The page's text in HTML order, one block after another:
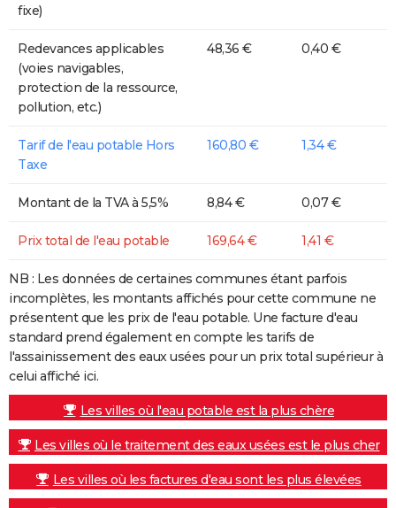
fixe)
Redevances applicables
(voies navigables,
protection de la ressource,
pollution, etc.)
48,36 € 0,40 €
Tarif de l'eau potable Hors
Taxe
160,80 € 1,34 €
Montant de la TVA à 5,5% 8,84 € 0,07 €
Prix total de l'eau potable 169,64 € 1,41 €
NB : Les données de certaines communes étant parfois
incomplètes, les montants affichés pour cette commune ne
présentent que les prix de l'eau potable. Une facture d'eau
standard prend également en compte les tarifs de
l'assainissement des eaux usées pour un prix total supérieur à
celui affiché ici.
Les villes où l'eau potable est la plus chère
Les villes où le traitement des eaux usées est le plus cher
Les villes où les factures d'eau sont les plus élevées